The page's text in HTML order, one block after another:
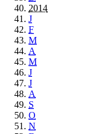
2014
J
F
M
A
M
J
J
A
S
O
N